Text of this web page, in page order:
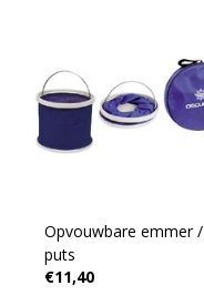
Opvouwbare emmer /
puts
€11,40